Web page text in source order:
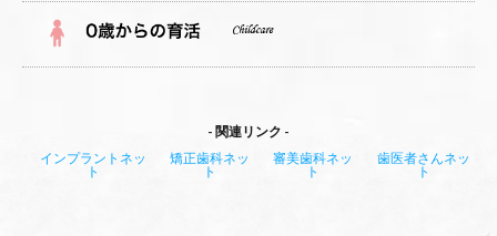
関連リンク
インプラントネッ
ト
矯正歯科ネッ
ト
審美歯科ネッ
ト
歯医者さんネッ
ト